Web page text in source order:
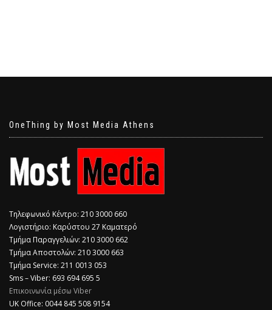
OneThing by Most Media Athens
Τηλεφωνικό Κέντρο: 210 3000 660
Λογιστήριο: Καρύστου 27 Καματερό
Τμήμα Παραγγελιών: 210 3000 662
Τμήμα Αποστολών: 210 3000 663
Τμήμα Service: 211 0013 053
Sms – Viber: 693 694 695 5
Επικοινωνία μέσω Viber
​UK Office: 0044 845 508 9154